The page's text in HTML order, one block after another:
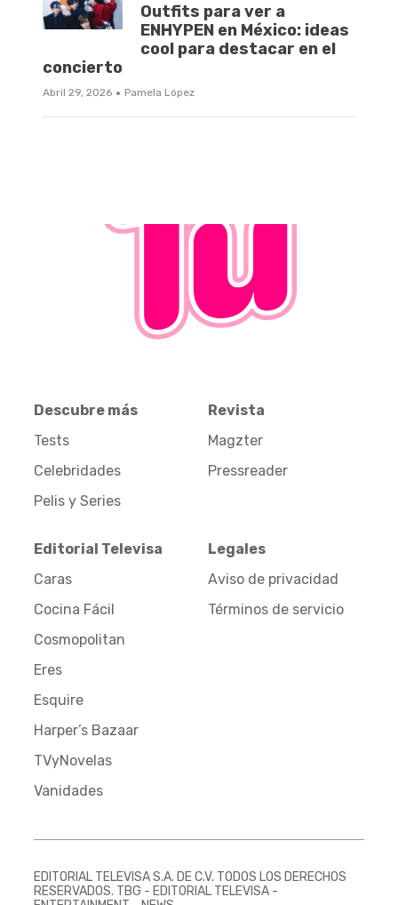
Outfits para ver a
ENHYPEN en México: ideas
cool para destacar en el
concierto
Abril 29, 2026 · Pamela López
Descubre más
Tests
Celebridades
Pelis y Series
Revista
Magzter
Pressreader
Editorial Televisa
Caras
Cocina Fácil
Cosmopolitan
Eres
Esquire
Harper’s Bazaar
TVyNovelas
Vanidades
Legales
Aviso de privacidad
Términos de servicio
EDITORIAL TELEVISA S.A. DE C.V. TODOS LOS DERECHOS
RESERVADOS. TBG - EDITORIAL TELEVISA -